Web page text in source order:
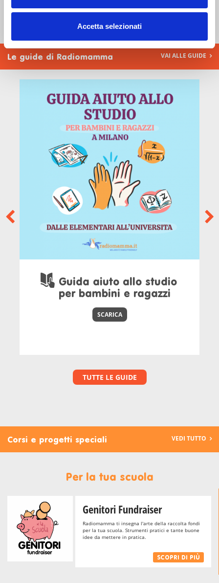
Accetta selezionati
Le guide di Radiomamma VAI ALLE GUIDE
Guida aiuto allo studio
per bambini e ragazzi
SCARICA
TUTTE LE GUIDE
Corsi e progetti speciali VEDI TUTTO
Per la tua scuola
Genitori Fundraiser
Radiomamma ti insegna l'arte della raccolta fondi
per la tua scuola. Strumenti pratici e tante buone
idee da mettere in pratica.
SCOPRI DI PIÙ